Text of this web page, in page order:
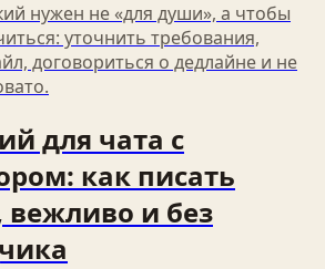
нужен не «для души», а чтобы
уточнить требования,
договориться о дедлайне и не
для чата с
как писать
вежливо и без